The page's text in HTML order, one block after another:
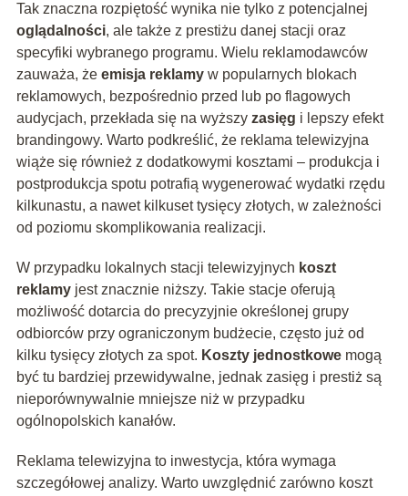
Tak znaczna rozpiętość wynika nie tylko z potencjalnej
oglądalności, ale także z prestiżu danej stacji oraz
specyfiki wybranego programu. Wielu reklamodawców
zauważa, że emisja reklamyw popularnych blokach
reklamowych, bezpośrednio przed lub po flagowych
audycjach, przekłada się na wyższy zasięg i lepszy efekt
brandingowy. Warto podkreślić, że reklama telewizyjna
wiąże się również z dodatkowymi kosztami – produkcja i
postprodukcja spotu potrafią wygenerować wydatki rzędu
kilkunastu, a nawet kilkuset tysięcy złotych, w zależności
od poziomu skomplikowania realizacji.
W przypadku lokalnych stacji telewizyjnych koszt
reklamyjest znacznie niższy. Takie stacje oferują
możliwość dotarcia do precyzyjnie określonej grupy
odbiorców przy ograniczonym budżecie, często już od
kilku tysięcy złotych za spot. Koszty jednostkowemogą
być tu bardziej przewidywalne, jednak zasięg i prestiż są
nieporównywalnie mniejsze niż w przypadku
ogólnopolskich kanałów.
Reklama telewizyjna to inwestycja, która wymaga
szczegółowej analizy. Warto uwzględnić zarówno koszt